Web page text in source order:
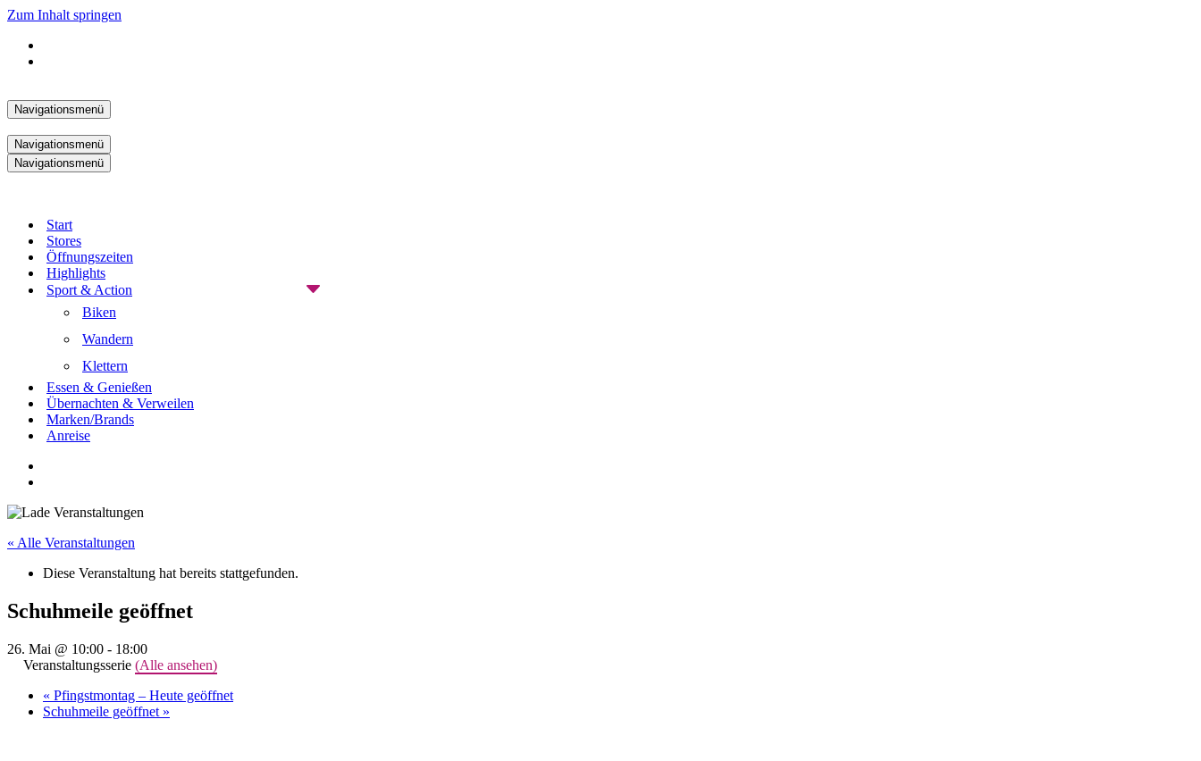
Zum Inhalt springen
Navigationsmenü
Navigationsmenü
Navigationsmenü
Start
Stores
Öffnungszeiten
Highlights
Sport & Action
Biken
Wandern
Klettern
Essen & Genießen
Übernachten & Verweilen
Marken/Brands
Anreise
« Alle Veranstaltungen
Diese Veranstaltung hat bereits stattgefunden.
Schuhmeile geöffnet
26. Mai @ 10:00 - 18:00
Veranstaltungsserie (Alle ansehen)
« Pfingstmontag – Heute geöffnet
Schuhmeile geöffnet »